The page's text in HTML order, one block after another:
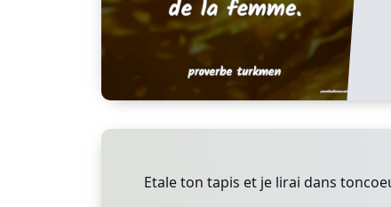
Etale ton tapis et je lirai dans